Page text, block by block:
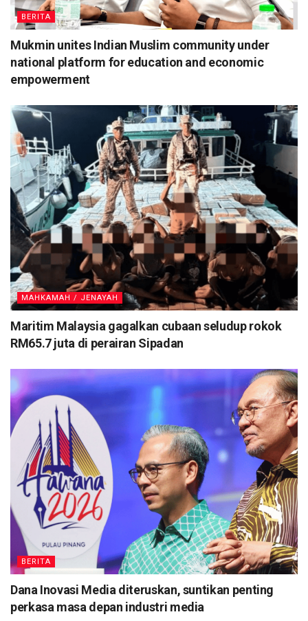
BERITA
Mukmin unites Indian Muslim community under
national platform for education and economic
empowerment
MAHKAMAH / JENAYAH
Maritim Malaysia gagalkan cubaan seludup rokok
RM65.7 juta di perairan Sipadan
BERITA
Dana Inovasi Media diteruskan, suntikan penting
perkasa masa depan industri media